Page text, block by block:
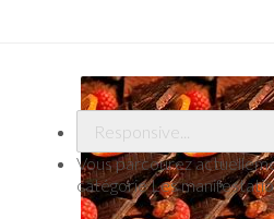
Vous parcourez
catégorie Les